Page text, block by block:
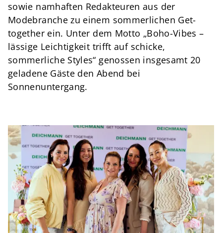
sowie namhaften Redakteuren aus der
Modebranche zu einem sommerlichen Get-
together ein. Unter dem Motto „Boho-Vibes –
lässige Leichtigkeit trifft auf schicke,
sommerliche Styles“ genossen insgesamt 20
geladene Gäste den Abend bei
Sonnenuntergang.